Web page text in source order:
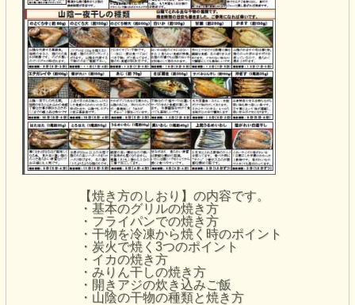
【焼き方のしおり】の内容です。
・基本のグリルの焼き方
・フライパンでの焼き方
・干物を冷凍から焼く時のポイント
・炭火で焼く3つのポイント
・イカの焼き方
・みりん干しの焼き方
・開きアジの炊き込みご飯
・山陰の干物の種類と焼き方